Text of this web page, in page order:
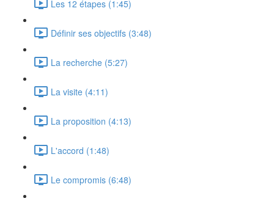
Les 12 étapes (1:45)
Définir ses objectifs (3:48)
La recherche (5:27)
La visite (4:11)
La proposition (4:13)
L'accord (1:48)
Le compromis (6:48)